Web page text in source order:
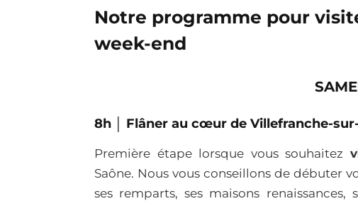
Notre programme pour
week-end
8h │ Flâner au cœur de Villefranche-
Première étape lorsque vous souhaitez
Saône. Nous vous conseillons de débuter
ses remparts, ses maisons